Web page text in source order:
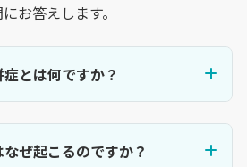
お答えします。
とは何ですか？
ぜ起こるのですか？